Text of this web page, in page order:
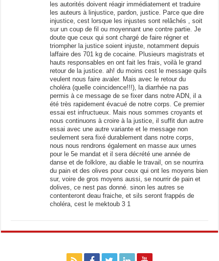
les autorités doivent réagir immédiatement et traduire
les auteurs à linjustice, pardon, justice. Parce que dire
injustice, cest lorsque les injustes sont relâchés , soit
sur un coup de fil ou moyennant une contre partie. Je
doute que ceux qui sont chargé de faire régner et
triompher la justice soient injuste, notamment depuis
laffaire des 701 kg de cocaine. Plusieurs magistrats et
hauts responsables en ont fait les frais, voilà le grand
retour de la justice. ah! du moins cest le message quils
veulent nous faire avaler. Mais avec le retour du
choléra (quelle coincidence!!!), la diarrhée na pas
permis à ce message de se fixer dans notre ADN, il a
été très rapidement évacué de notre corps. Ce premier
essai est infructueux. Mais nous sommes croyants et
nous continuons à croire à la justice, il suffit dun autre
essai avec une autre variante et le message non
seulement sera fixé durablement dans notre corps,
nous nous rendrons également en masse aux urnes
pour le 5e mandat et il sera décrété une année de
danse et de folklore, au diable le travail, on se nourrira
du pain et des olives pour ceux qui ont les moyens bien
sur, voire de gros moyens aussi, se nourrir de pain et
dolives, ce nest pas donné. sinon les autres se
contenteront deau fraiche, et sils seront frappés de
choléra, cest le mektoub 3 1